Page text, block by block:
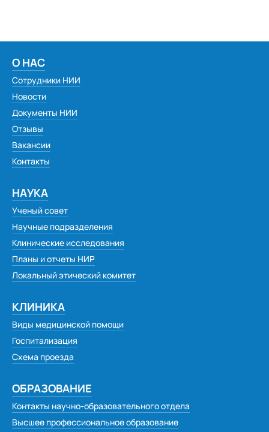
Вакантные места для приема (перевода) обучающихся
Стипендии и меры поддержки обучающихся
Получение ученого звания
Стратегия образования до 2036 года
О НАС
Сотрудники НИИ
Новости
Документы НИИ
Отзывы
Вакансии
Контакты
НАУКА
Ученый совет
Научные подразделения
Клинические исследования
Планы и отчеты НИР
Локальный этический комитет
КЛИНИКА
Виды медицинской помощи
Госпитализация
Схема проезда
ОБРАЗОВАНИЕ
Контакты научно-образовательного отдела
Высшее профессиональное образование